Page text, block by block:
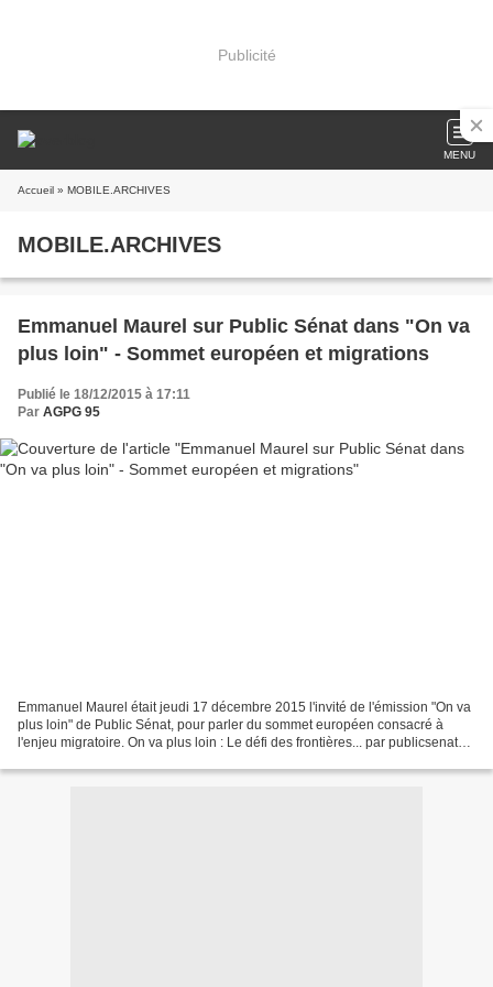
Publicité
MENU
Accueil » MOBILE.ARCHIVES
MOBILE.ARCHIVES
Emmanuel Maurel sur Public Sénat dans "On va
plus loin" - Sommet européen et migrations
Publié le 18/12/2015 à 17:11
Par AGPG 95
Emmanuel Maurel était jeudi 17 décembre 2015 l'invité de l'émission "On va
plus loin" de Public Sénat, pour parler du sommet européen consacré à
l'enjeu migratoire. On va plus loin : Le défi des frontières... par publicsenat